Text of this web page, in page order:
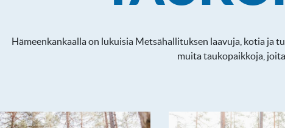
Hämeenkankaalla on lukuisia Metsähallituksen laavuja, kotia ja
muita taukopaikkoja,